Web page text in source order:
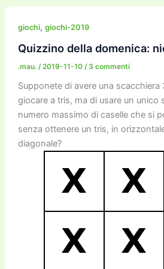
e
b
o
o
k
er l
l
o
o
giochi, giochi-2019
Quizzino della domenica:
.mau. /2019-11-10 / 3 commenti
Supponete di avere una
giocare a tris, ma di usare un unico
numero massimo di caselle che si
senza ottenere un tris, in
diagonale?